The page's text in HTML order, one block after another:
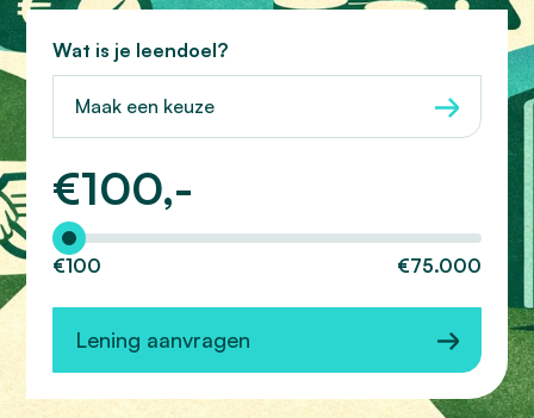
Wat is je leendoel?
Maak een keuze
€100,-
Hoeveel wilt u lenen?
€100 €75.000
Lening aanvragen